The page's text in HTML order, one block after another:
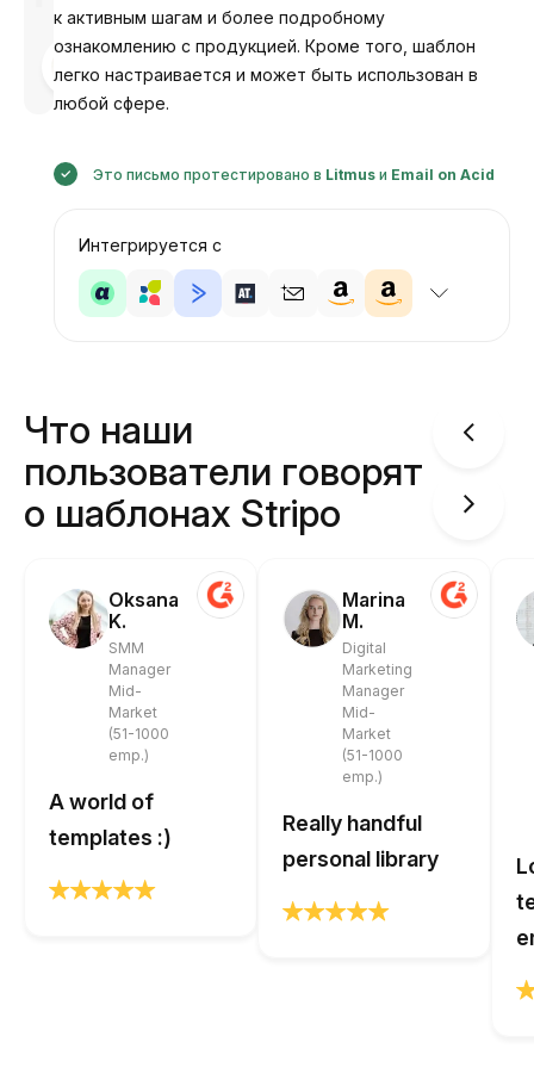
Разработано
Анастасия
к активным шагам и более подробному
ознакомлению с продукцией. Кроме того, шаблон
легко настраивается и может быть использован в
любой сфере.
Это письмо протестировано в Litmus и Email on Acid
Интегрируется с
Что наши
пользователи говорят
о шаблонах Stripo
Oksana
K.
SMM
Manager
Mid-
Market
(51-1000
emp.)
A world of
templates :)
Marina
M.
Digital
Marketing
Manager
Mid-
Market
(51-1000
emp.)
Really handful
personal library